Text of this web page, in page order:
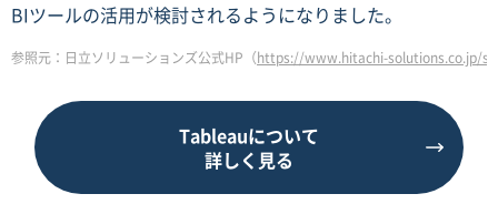
BIツールの活用が検討されるようになりました。
参照元：日立ソリューションズ公式HP（https://www.hitachi-solutions.co.jp/
Tableauについて
詳しく見る